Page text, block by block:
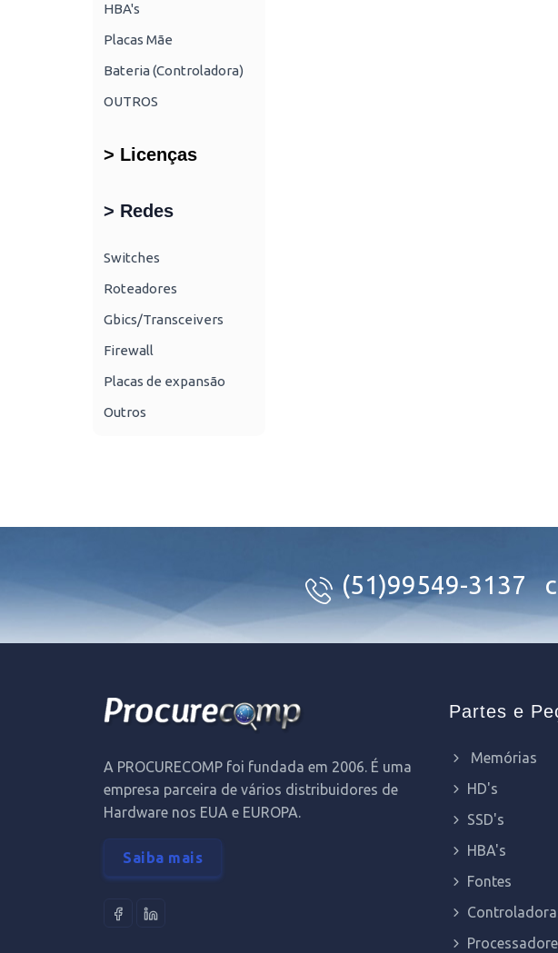
HBA's
Placas Mãe
Bateria (Controladora)
OUTROS
> Licenças
> Redes
Switches
Roteadores
Gbics/Transceivers
Firewall
Placas de expansão
Outros
(51)99549-3137
A PROCURECOMP foi fundada em 2006. É uma
empresa parceira de vários distribuidores de
Hardware nos EUA e EUROPA.
Saiba mais
Partes e
Memórias
HD's
SSD's
HBA's
Fontes